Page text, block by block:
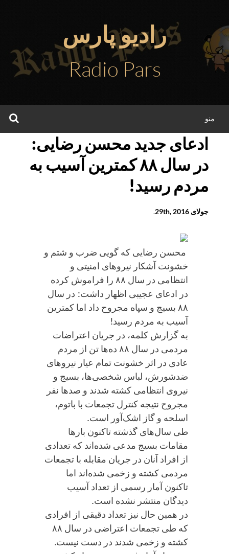
محتوا
رادیو پارس
Radio Pars
منو
ادعای جدید محسن رضایی:
در سال ۸۸ کمترین آسیب به
مردم رسید!
جولای 29th, 2016 .
محسن رضایی که گویی ضرب و شتم و
خشونت آشکار نیروهای امنیتی و
انتظامی در سال ۸۸ را فراموش کرده
در ادعای عجیبی اظهار داشت: در سال
۸۸ بسیج و سپاه مجروح داد اما کمترین
آسیب به مردم رسید!
به گزارش کلمه، در جریان اعتراضات
مردمی در سال ۸۸ ده‌ها تن از مردم
عادی در اثر خشونت تمام عیار نیروهای
ضدشورش، لباس شخصی‌ها، بسیج و
نیروی انتظامی کشته شدند و صدها نفر
مجروح نتیجه کنترل تجمعات با باتوم،
اسلحه و گاز اشک‌آور است.
طی سال‌های گذشته تاکنون بارها
مقامات بسیج مدعی شده‌اند که تعدادی
از افراد آنان در جریان مقابله با تجمعات
مردمی کشته و زخمی شده‌اند اما
تاکنون آمار رسمی از تعداد آسیب
دیدگان منتشر نشده است.
در همین حال نیز تعداد دقیقی از افرادی
که طی تجمعات اعتراضی در سال ۸۸
کشته و زخمی شدند در دست نیست.